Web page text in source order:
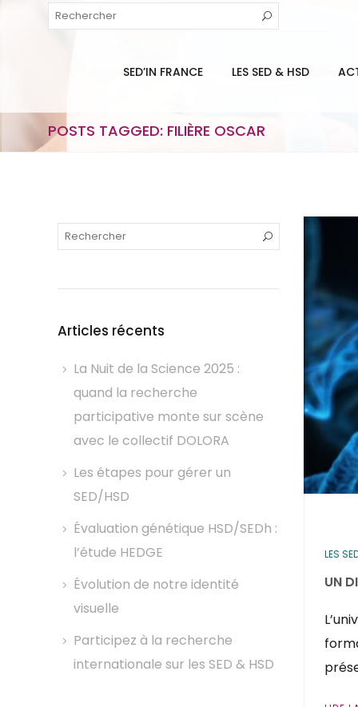
SED’IN FRANCE LES SED & HSD
POSTS TAGGED: FILIÈRE OSCAR
LES
UN
Articles récents
La Nuit de la Science 2025 :
quand la recherche
participative monte sur scène
avec le collectif DOLORA
Les étapes pour gérer un
SED/HSD
Évaluation génétique HSD/SEDh :
l’étude HEDGE
Évolution de notre identité
visuelle
Participez à la recherche
internationale sur les SED & HSD